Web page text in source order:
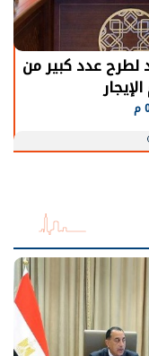
قطاع الطاقة
الطبيعية